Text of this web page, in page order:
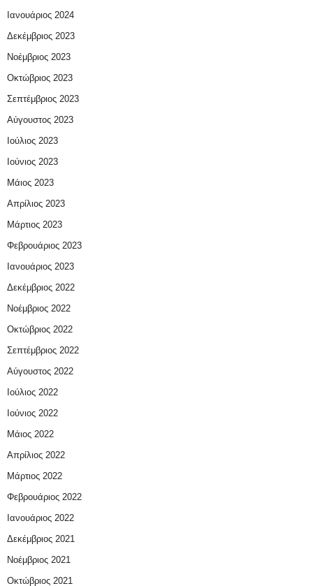
Ιανουάριος 2024
Δεκέμβριος 2023
Νοέμβριος 2023
Οκτώβριος 2023
Σεπτέμβριος 2023
Αύγουστος 2023
Ιούλιος 2023
Ιούνιος 2023
Μάιος 2023
Απρίλιος 2023
Μάρτιος 2023
Φεβρουάριος 2023
Ιανουάριος 2023
Δεκέμβριος 2022
Νοέμβριος 2022
Οκτώβριος 2022
Σεπτέμβριος 2022
Αύγουστος 2022
Ιούλιος 2022
Ιούνιος 2022
Μάιος 2022
Απρίλιος 2022
Μάρτιος 2022
Φεβρουάριος 2022
Ιανουάριος 2022
Δεκέμβριος 2021
Νοέμβριος 2021
Οκτώβριος 2021